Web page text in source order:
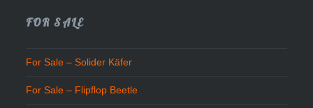
FOR SALE
For Sale – Solider Käfer
For Sale – Flipflop Beetle